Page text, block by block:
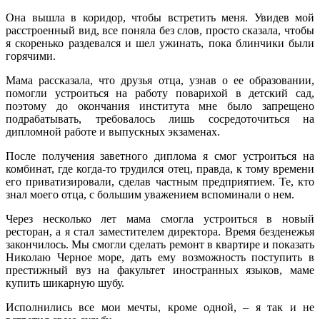
Она вышла в коридор, чтобы встретить меня. Увидев мой
расстроенный вид, все поняла без слов, просто сказала, чтобы
я скоренько раздевался и шел ужинать, пока блинчики были
горячими.
Мама рассказала, что друзья отца, узнав о ее образовании,
помогли устроиться на работу поварихой в детский сад,
поэтому до окончания института мне было запрещено
подрабатывать, требовалось лишь сосредоточиться на
дипломной работе и выпускных экзаменах.
После получения заветного диплома я смог устроиться на
комбинат, где когда-то трудился отец, правда, к тому времени
его приватизировали, сделав частным предприятием. Те, кто
знал моего отца, с большим уважением вспоминали о нем.
Через несколько лет мама смогла устроиться в новый
ресторан, а я стал заместителем директора. Время безденежья
закончилось. Мы смогли сделать ремонт в квартире и показать
Николаю Черное море, дать ему возможность поступить в
престижный вуз на факультет иностранных языков, маме
купить шикарную шубу.
Исполнились все мои мечты, кроме одной, – я так и не